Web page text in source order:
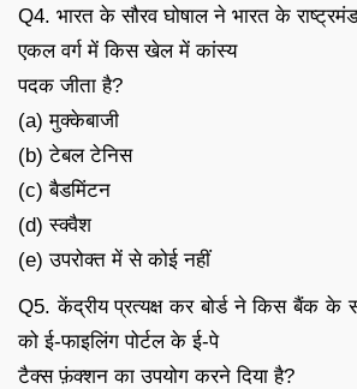
Q4. भारत के सौरव घोषाल ने भारत के
एकल वर्ग में किस खेल में कांस्य
पदक जीता है?
(a) मुक्केबाजी
(b) टेबल टेनिस
(c) बैडमिंटन
(d) स्क्वैश
(e) उपरोक्त में से कोई नहीं
Q5. केंद्रीय प्रत्यक्ष कर बोर्ड ने किस बैंक के
को ई-फाइलिंग पोर्टल के ई-पे
टैक्स फ़ंक्शन का उपयोग करने दिया है?